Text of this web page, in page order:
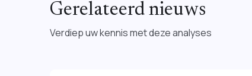
Gerelateerd nieuws
Verdiep uw kennis met deze analyses